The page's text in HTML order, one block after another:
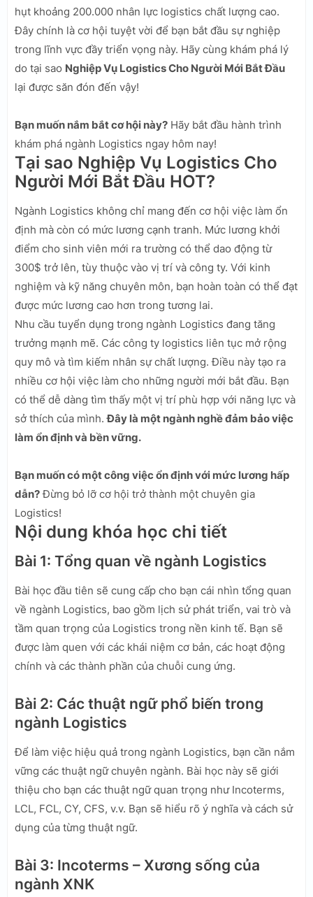
hụt khoảng 200.000 nhân lực logistics chất lượng cao.
Đây chính là cơ hội tuyệt vời để bạn bắt đầu sự nghiệp
trong lĩnh vực đầy triển vọng này. Hãy cùng khám phá lý
do tại sao Nghiệp Vụ Logistics Cho Người Mới Bắt Đầu
lại được săn đón đến vậy!
Bạn muốn nắm bắt cơ hội này? Hãy bắt đầu hành trình
khám phá ngành Logistics ngay hôm nay!
Tại sao Nghiệp Vụ Logistics Cho
Người Mới Bắt Đầu HOT?
Ngành Logistics không chỉ mang đến cơ hội việc làm ổn
định mà còn có mức lương cạnh tranh. Mức lương khởi
điểm cho sinh viên mới ra trường có thể dao động từ
300$ trở lên, tùy thuộc vào vị trí và công ty. Với kinh
nghiệm và kỹ năng chuyên môn, bạn hoàn toàn có thể đạt
được mức lương cao hơn trong tương lai.
Nhu cầu tuyển dụng trong ngành Logistics đang tăng
trưởng mạnh mẽ. Các công ty logistics liên tục mở rộng
quy mô và tìm kiếm nhân sự chất lượng. Điều này tạo ra
nhiều cơ hội việc làm cho những người mới bắt đầu. Bạn
có thể dễ dàng tìm thấy một vị trí phù hợp với năng lực và
sở thích của mình.Đây là một ngành nghề đảm bảo việc
làm ổn định và bền vững.
Bạn muốn có một công việc ổn định với mức lương hấp
dẫn?Đừng bỏ lỡ cơ hội trở thành một chuyên gia
Logistics!
Nội dung khóa học chi tiết
Bài 1: Tổng quan về ngành Logistics
Bài học đầu tiên sẽ cung cấp cho bạn cái nhìn tổng quan
về ngành Logistics, bao gồm lịch sử phát triển, vai trò và
tầm quan trọng của Logistics trong nền kinh tế. Bạn sẽ
được làm quen với các khái niệm cơ bản, các hoạt động
chính và các thành phần của chuỗi cung ứng.
Bài 2: Các thuật ngữ phổ biến trong
ngành Logistics
Để làm việc hiệu quả trong ngành Logistics, bạn cần nắm
vững các thuật ngữ chuyên ngành. Bài học này sẽ giới
thiệu cho bạn các thuật ngữ quan trọng như Incoterms,
LCL, FCL, CY, CFS, v.v. Bạn sẽ hiểu rõ ý nghĩa và cách sử
dụng của từng thuật ngữ.
Bài 3: Incoterms – Xương sống của
ngành XNK